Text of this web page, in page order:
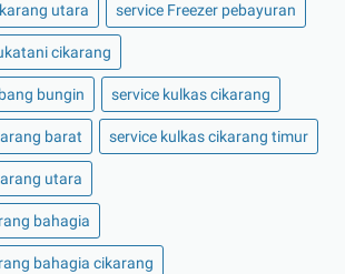
utara service Freezer pebayuran
cikarang
bungin service kulkas cikarang
barat service kulkas cikarang timur
utara
bahagia
bahagia cikarang